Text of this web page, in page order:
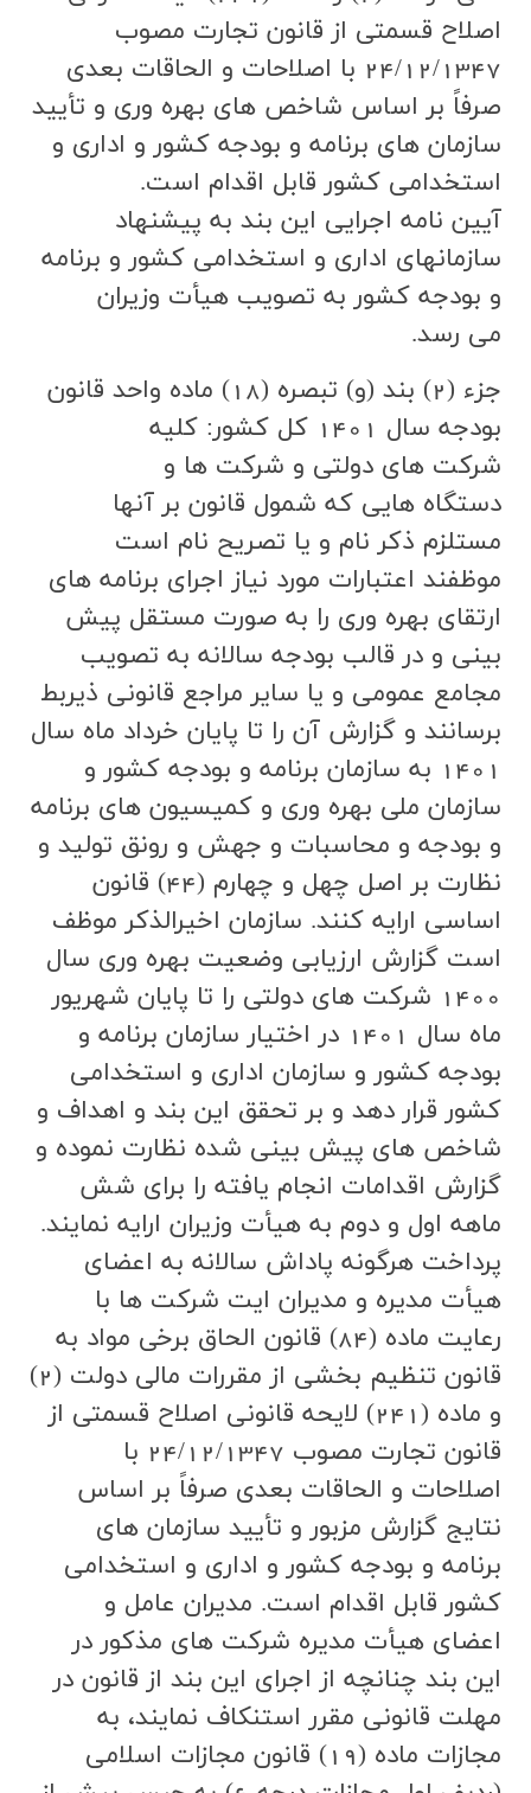
اصلاح قسمتي از قانون تجارت مصوب
24/12/1347 با اصلاحات و الحاقات بعدي
صرفاً بر اساس شاخص هاي بهره وري و تأييد
سازمان هاي برنامه و بودجه كشور و اداري و
استخدامي كشور قابل اقدام است.
آيين نامه اجرايي اين بند به پيشنهاد
سازمانهاي اداري و استخدامي كشور و برنامه
و بودجه كشور به تصويب هيأت وزيران
مي رسد.
جزء (2) بند (و) تبصره (18) ماده واحد قانون
بودجه سال 1401 كل كشور: كليه
شركت هاي دولتي و شركت ها و
دستگاه هايي كه شمول قانون بر آنها
مستلزم ذكر نام و يا تصريح نام است
موظفند اعتبارات مورد نياز اجراي برنامه هاي
ارتقاي بهره وري را به صورت مستقل پيش
بيني و در قالب بودجه سالانه به تصويب
مجامع عمومي و يا ساير مراجع قانوني ذيربط
برسانند و گزارش آن را تا پايان خرداد ماه سال
1401 به سازمان برنامه و بودجه كشور و
سازمان ملي بهره وري و كميسيون هاي برنامه
و بودجه و محاسبات و جهش و رونق توليد و
نظارت بر اصل چهل و چهارم (44) قانون
اساسي ارايه كنند. سازمان اخيرالذكر موظف
است گزارش ارزيابي وضعيت بهره وري سال
1400 شركت هاي دولتي را تا پايان شهريور
ماه سال 1401 در اختيار سازمان برنامه و
بودجه كشور و سازمان اداري و استخدامي
كشور قرار دهد و بر تحقق اين بند و اهداف و
شاخص هاي پيش بيني شده نظارت نموده و
گزارش اقدامات انجام يافته را براي شش
ماهه اول و دوم به هيأت وزيران ارايه نمايند.
پرداخت هرگونه پاداش سالانه به اعضاي
هيأت مديره و مديران ايت شركت ها با
رعايت ماده (84) قانون الحاق برخي مواد به
قانون تنظيم بخشي از مقررات مالي دولت (2)
و ماده (241) لايحه قانوني اصلاح قسمتي از
قانون تجارت مصوب 24/12/1347 با
اصلاحات و الحاقات بعدي صرفاً بر اساس
نتايج گزارش مزبور و تأييد سازمان هاي
برنامه و بودجه كشور و اداري و استخدامي
كشور قابل اقدام است. مديران عامل و
اعضاي هيأت مديره شركت هاي مذكور در
اين بند چنانچه از اجراي اين بند از قانون در
مهلت قانوني مقرر استنكاف نمايند، به
مجازات ماده (19) قانون مجازات اسلامي